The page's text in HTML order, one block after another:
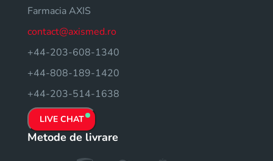
Farmacia AXIS
contact@axismed.ro
+44-203-608-1340
+44-808-189-1420
+44-203-514-1638
LIVE CHAT
Metode de livrare